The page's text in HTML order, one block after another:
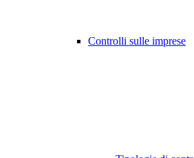
Controlli sulle imprese